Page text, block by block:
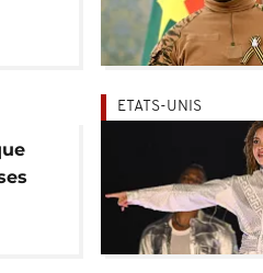
ETATS-UNIS